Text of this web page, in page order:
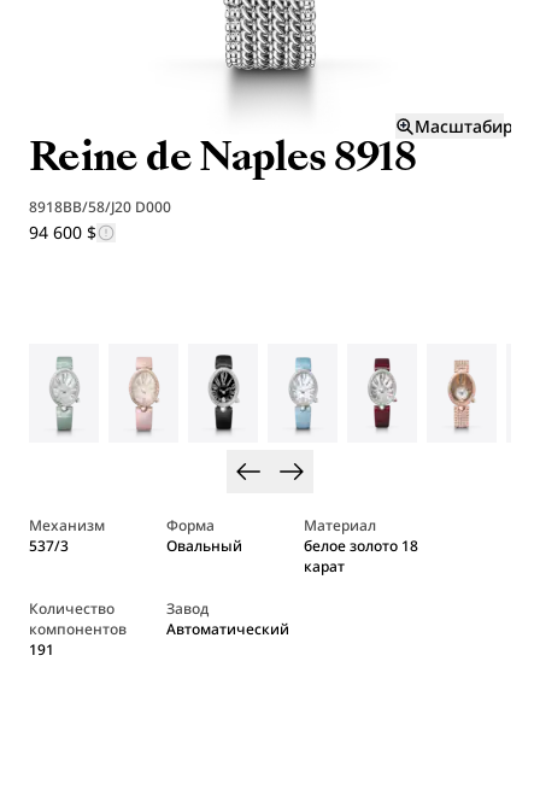
Reine de Naples 8918
8918BB/58/J20 D000
94 600 $
Механизм
537/3
Форма
Овальный
Материал
белое золото 18
карат
Количество
компонентов
191
Завод
Автоматический